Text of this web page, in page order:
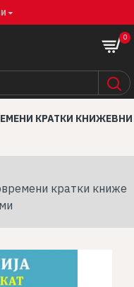
0
кратки книже
КРАТКИ КНИЖЕВНИ